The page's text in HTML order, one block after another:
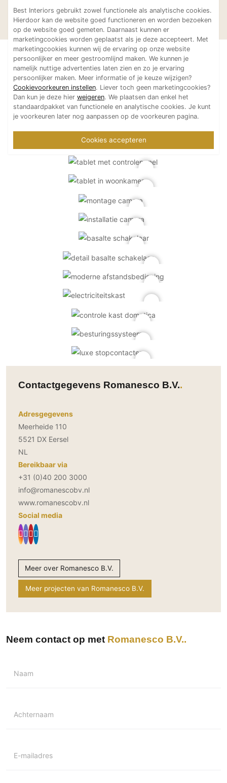
Romanesco B.V.
Nieuwbouwwoning
met optimale
huisautomatisering
Romanesco B.V.sang
Contactgegevens Romanesco B.V.
Adresgegevens
Meerheide 110
5521 DX Eersel
NL
Bereikbaar via
+31 (0)40 200 3000
info@romanescobv.nl
www.romanescobv.nl
Social media
Meer over Romanesco B.V.
Meer projecten van Romanesco B.V.
Neem contact op met Romanesco B.V.
Naam
Achternaam
E-mailadres
Best Interiors gebruikt zowel functionele als analytische cookies.
Hierdoor kan de website goed functioneren en worden bezoeken
op de website goed gemeten. Daarnaast kunnen er
marketingcookies worden geplaatst als je deze accepteert. Met
marketingcookies kunnen wij de ervaring op onze website
persoonlijker en meer gestroomlijnd maken. We kunnen je
namelijk nuttige advertenties laten zien en zo je ervaring
persoonlijker maken. Meer informatie of je keuze wijzigen?
Cookievoorkeuren instellen. Liever toch geen marketingcookies?
Dan kun je deze hier weigeren. We plaatsen dan enkel het
standaardpakket van functionele en analytische cookies. Je kunt
je voorkeuren later nog aanpassen op de voorkeuren pagina.
Cookies accepteren